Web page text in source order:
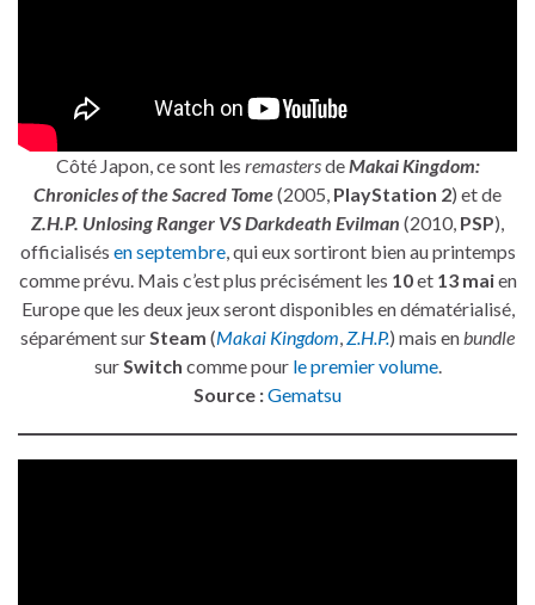
Côté Japon, ce sont les remastersde Makai Kingdom:
Chronicles of the Sacred Tome(2005, PlayStation 2) et de
Z.H.P. Unlosing Ranger VS Darkdeath Evilman (2010, PSP),
officialisés en septembre, qui eux sortiront bien au printemps
comme prévu. Mais c’est plus précisément les 10et 13 maien
Europe que les deux jeux seront disponibles en dématérialisé,
séparément sur Steam (Makai Kingdom Z.H.P.) mais en bundle
sur Switch comme pour le premier volume.
Source :Gematsu